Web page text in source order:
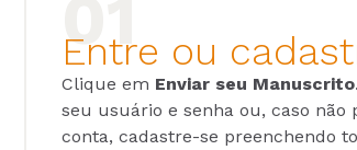
Entre ou
Clique em Enviar seu Manuscrito
seu usuário e senha ou, caso não
conta, cadastre-se preenchendo